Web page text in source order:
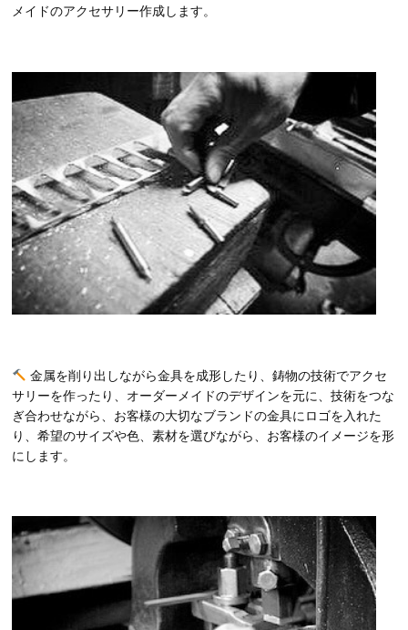
メイドのアクセサリー作成します。
金属を削り出しながら金具を成形したり、鋳物の技術でアクセ
サリーを作ったり、オーダーメイドのデザインを元に、技術をつな
ぎ合わせながら、お客様の大切なブランドの金具にロゴを入れた
り、希望のサイズや色、素材を選びながら、お客様のイメージを形
にします。